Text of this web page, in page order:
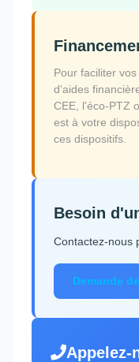
Pour faciliter
d'aides
CEE, l'éco-PTZ
est à votre
ces dispositifs.
Besoin
Contactez-nous
Demande
Appelez-